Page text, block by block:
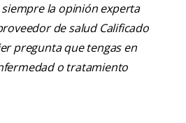
la opinión experta
de salud Calificado
pregunta que tengas en
o tratamiento